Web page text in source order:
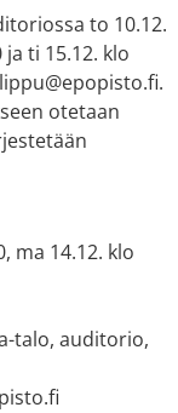
to 10.12.
ja ti 15.12. klo
otetaan
ma 14.12. klo
talo, auditorio,